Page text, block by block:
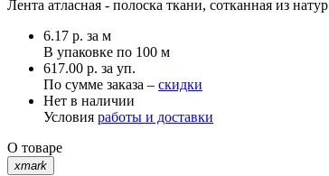
Лента атласная - полоска ткани, сотканная из
6.17 р. за м
В упаковке по 100 м
617.00 р. за уп.
По сумме заказа – скидки
Нет в наличии
Условия работы и доставки
О товаре
xmark